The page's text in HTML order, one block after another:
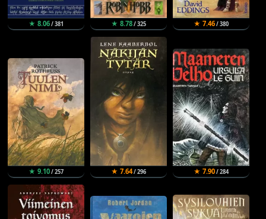
★ 8.06/ 381 ★ 8.78/ 325 ★ 7.46/ 380
★ 9.10/ 257 ★ 7.64/ 296 ★ 7.90/ 284